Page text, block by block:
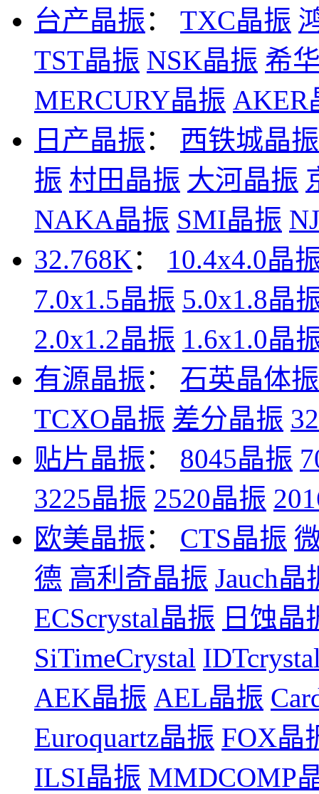
台产晶振： TXC晶振
TST晶振 NSK晶振 希
MERCURY晶振 AKER
日产晶振：
西铁城晶振
振 村田晶振 大河晶振
NAKA晶振 SMI晶振
32.768K：
10.4x4.0晶
7.0x1.5晶振 5.0x1.8晶
2.0x1.2晶振 1.6x1.0晶
有源晶振：
石英晶体
TCXO晶振 差分晶振
贴片晶振： 8045晶振
3225晶振 2520晶振
欧美晶振： CTS晶振
德 高利奇晶振 Jauch晶
ECScrystal晶振 日蚀晶
SiTimeCrystal
AEK晶振 AEL晶振
Euroquartz晶振 FOX晶
ILSI晶振 MMDCOMP